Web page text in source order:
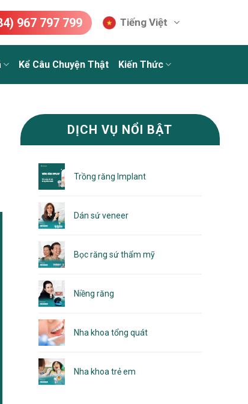
967 797 799 Tiếng Việt
Kể Câu Chuyện Thật Kiến Thức
DỊCH VỤ NỔI BẬT
Trồng răng Implant
Dán sứ veneer
Bọc răng sứ thẩm mỹ
Niềng răng
Nha khoa tổng quát
Nha khoa trẻ em